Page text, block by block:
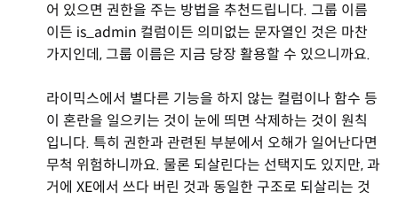
어 있으면 권한을 주는 방법을 추천드립니다. 그룹 이름
이든 is_admin 컬럼이든 의미없는 문자열인 것은 마찬
가지인데, 그룹 이름은 지금 당장 활용할 수 있으니까요.
라이믹스에서 별다른 기능을 하지 않는 컬럼이나 함수 등
이 혼란을 일으키는 것이 눈에 띄면 삭제하는 것이 원칙
입니다. 특히 권한과 관련된 부분에서 오해가 일어난다면
무척 위험하니까요. 물론 되살린다는 선택지도 있지만, 과
거에 XE에서 쓰다 버린 것과 동일한 구조로 되살리는 것